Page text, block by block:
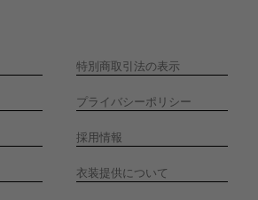
特別商取引法の表示
プライバシーポリシー
採用情報
衣装提供について